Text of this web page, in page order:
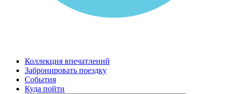
Коллекция впечатлений
Забронировать поездку
События
Куда пойти